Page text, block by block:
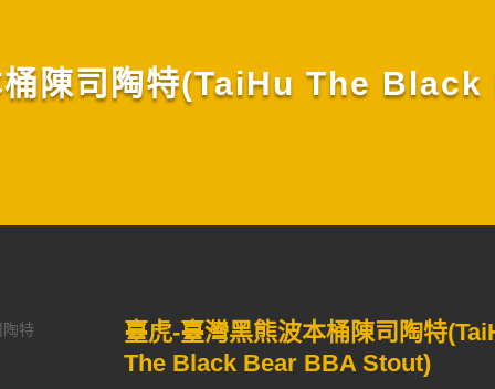
桶陳司陶特(TaiHu The
特
臺虎-臺灣黑熊波本桶陳司陶特
The Black Bear BBA Stout)